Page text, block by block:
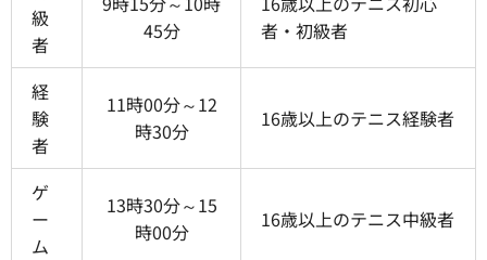
級
者
45分
者・初級者
経
験
者
11時00分～12
時30分
16歳以上のテニス経験者
ゲ
ー
ム
13時30分～15
時00分
16歳以上のテニス中級者